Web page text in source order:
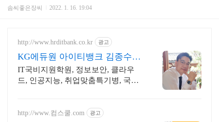
솜씨좋은장씨 2022. 1. 16. 19:04
http://www.hrditbank.co.kr 광고
KG에듀원 아이티뱅크 김종수
27년경력전문가 IT취업상담
IT국비지원학원, 정보보안, 클라우
드, 인공지능, 취업맞춤특기병, 국비
http://www.컴스쿨.com 광고